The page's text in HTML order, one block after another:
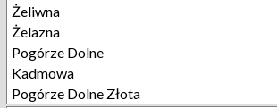
Żeliwna
Żelazna
Pogórze Dolne
Kadmowa
Pogórze Dolne Złota